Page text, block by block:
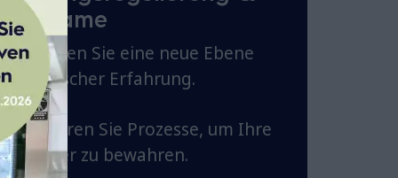
EcoFlame
Entdecken Sie eine neue Ebene
kulinarischer Erfahrung.
Optimieren Sie Prozesse, um Ihre
Ausdauer zu bewahren.